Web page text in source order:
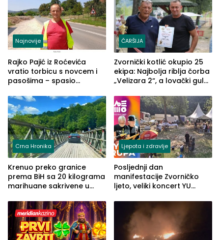
Najnovije
Rajko Pajić iz Roćevića
vratio torbicu s novcem i
pasošima – spasio
Grčkoj
ČARŠIJA
Zvornički kotlić okupio 25
ekipa: Najbolja riblja čorba
„Velizara 2“, a lovački gulaš
Crna Hronika
Krenuo preko granice
prema BiH sa 20 kilograma
marihuane sakrivene u
Ljepota i zdravlje
Posljednji dan
manifestacije Zvorničko
ljeto, veliki koncert YU
ove godine